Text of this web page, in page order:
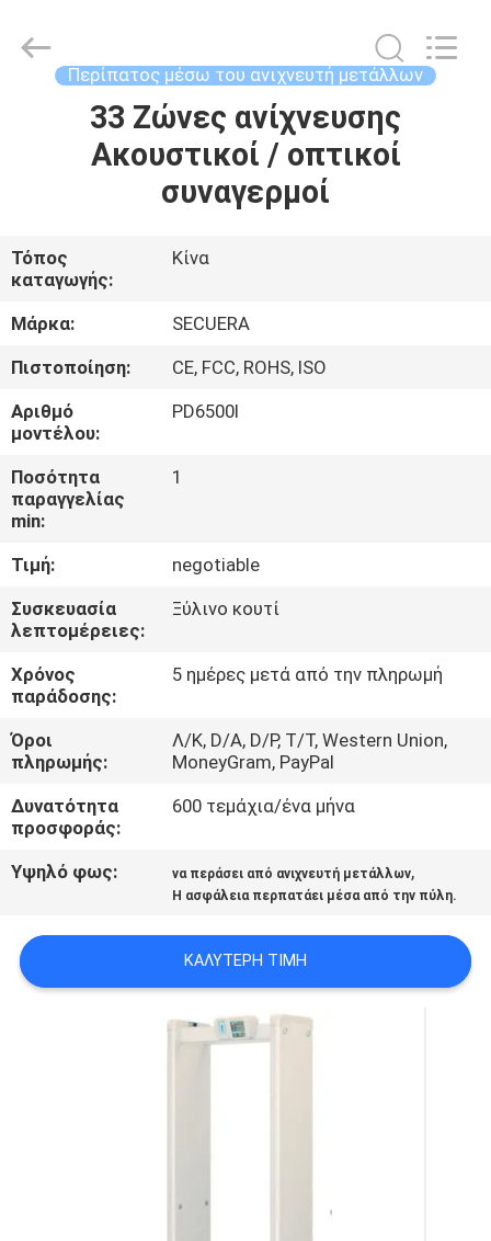
ΠΕΡΊΠΟΥ
ΕΜΕΊΣ
ΓΎΡΟΣ
ΕΡΓΟΣΤΑΣΊΩΝ
ΠΟΙΟΤΙΚΌΣ
ΈΛΕΓΧΟΣ
ΜΑΣ
ΕΛΆΤΕ
ΕΠΑΦΉ
ΜΕ
ΖΗΤΉΣΤΕ
ΈΝΑ
ΑΠΌΣΠΑΣΜΑ
SITEMAP
CO.,LTD.
Περίπατος μέσω του ανιχνευτή μετάλλων
33 Ζώνες ανίχνευσης
Ακουστικοί / οπτικοί
συναγερμοί
Τόπος
καταγωγής:
Κίνα
Μάρκα:
SECUERA
Πιστοποίηση:
CE, FCC, ROHS, ISO
Αριθμό
μοντέλου:
PD6500I
Ποσότητα
παραγγελίας
min:
1
Τιμή:
negotiable
Συσκευασία
λεπτομέρειες:
Ξύλινο κουτί
Χρόνος
παράδοσης:
5 ημέρες μετά από την πληρωμή
Όροι
πληρωμής:
Λ/Κ, D/A, D/P, T/T, Western Union,
MoneyGram, PayPal
Δυνατότητα
προσφοράς:
600 τεμάχια/ένα μήνα
Υψηλό φως: να περάσει από ανιχνευτή μετάλλων,
Η ασφάλεια περπατάει μέσα από την πύλη.
ΚΑΛΎΤΕΡΗ ΤΙΜΉ